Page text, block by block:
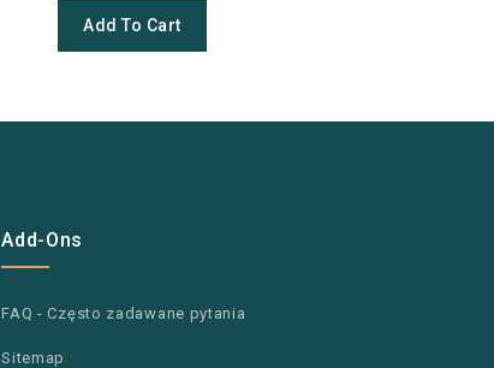
Add To Cart
Add-Ons
FAQ - Często zadawane pytania
Sitemap